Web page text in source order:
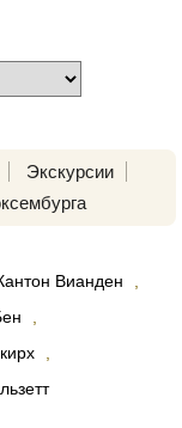
Экскурсии
Вианден